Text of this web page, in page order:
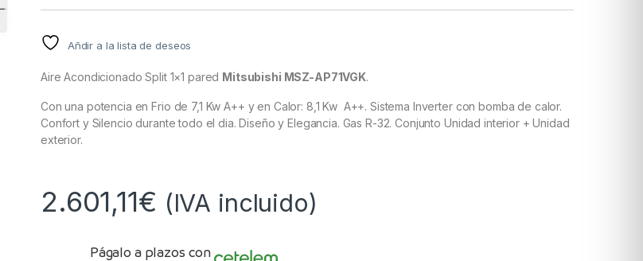
Añdir a la lista de deseos
Aire Acondicionado Split 1×1 pared Mitsubishi MSZ-AP71VGK.
Con una potencia en Frio de 7,1 Kw A++ y en Calor: 8,1 Kw A++. Sistema Inverter con bomba de calor.
Confort y Silencio durante todo el di­a. Diseño y Elegancia. Gas R-32. Conjunto Unidad interior + Unidad
exterior.
2.601,11€ (IVA incluido)
Págalo a plazos con